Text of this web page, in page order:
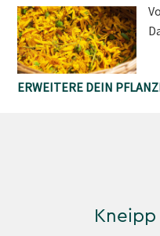
ERWEITERE DEIN